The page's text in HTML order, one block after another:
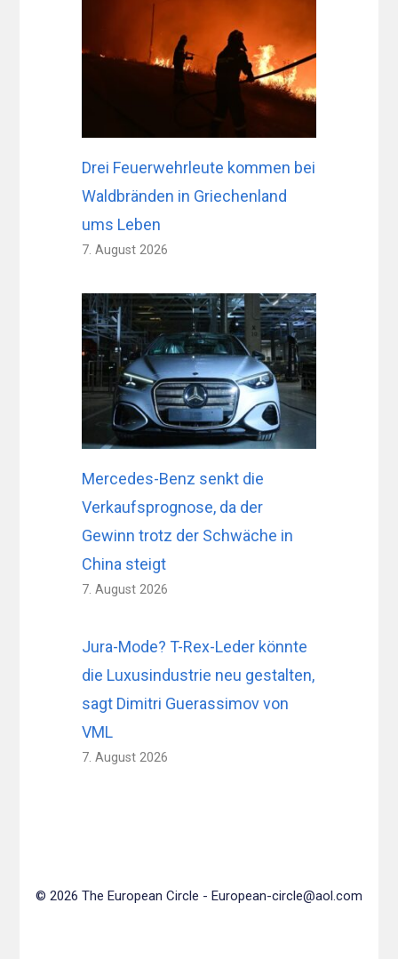
Drei Feuerwehrleute kommen bei
Waldbränden in Griechenland
ums Leben
7. August 2026
Mercedes-Benz senkt die
Verkaufsprognose, da der
Gewinn trotz der Schwäche in
China steigt
7. August 2026
Jura-Mode? T-Rex-Leder könnte
die Luxusindustrie neu gestalten,
sagt Dimitri Guerassimov von
VML
7. August 2026
© 2026 The European Circle - European-circle@aol.com